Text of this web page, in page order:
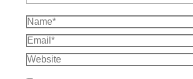
Name *
Email *
Website